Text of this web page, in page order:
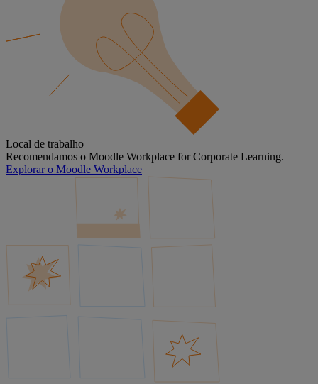
Local de trabalho
Recomendamos o Moodle Workplace for Corporate Learning.
Explorar o Moodle Workplace